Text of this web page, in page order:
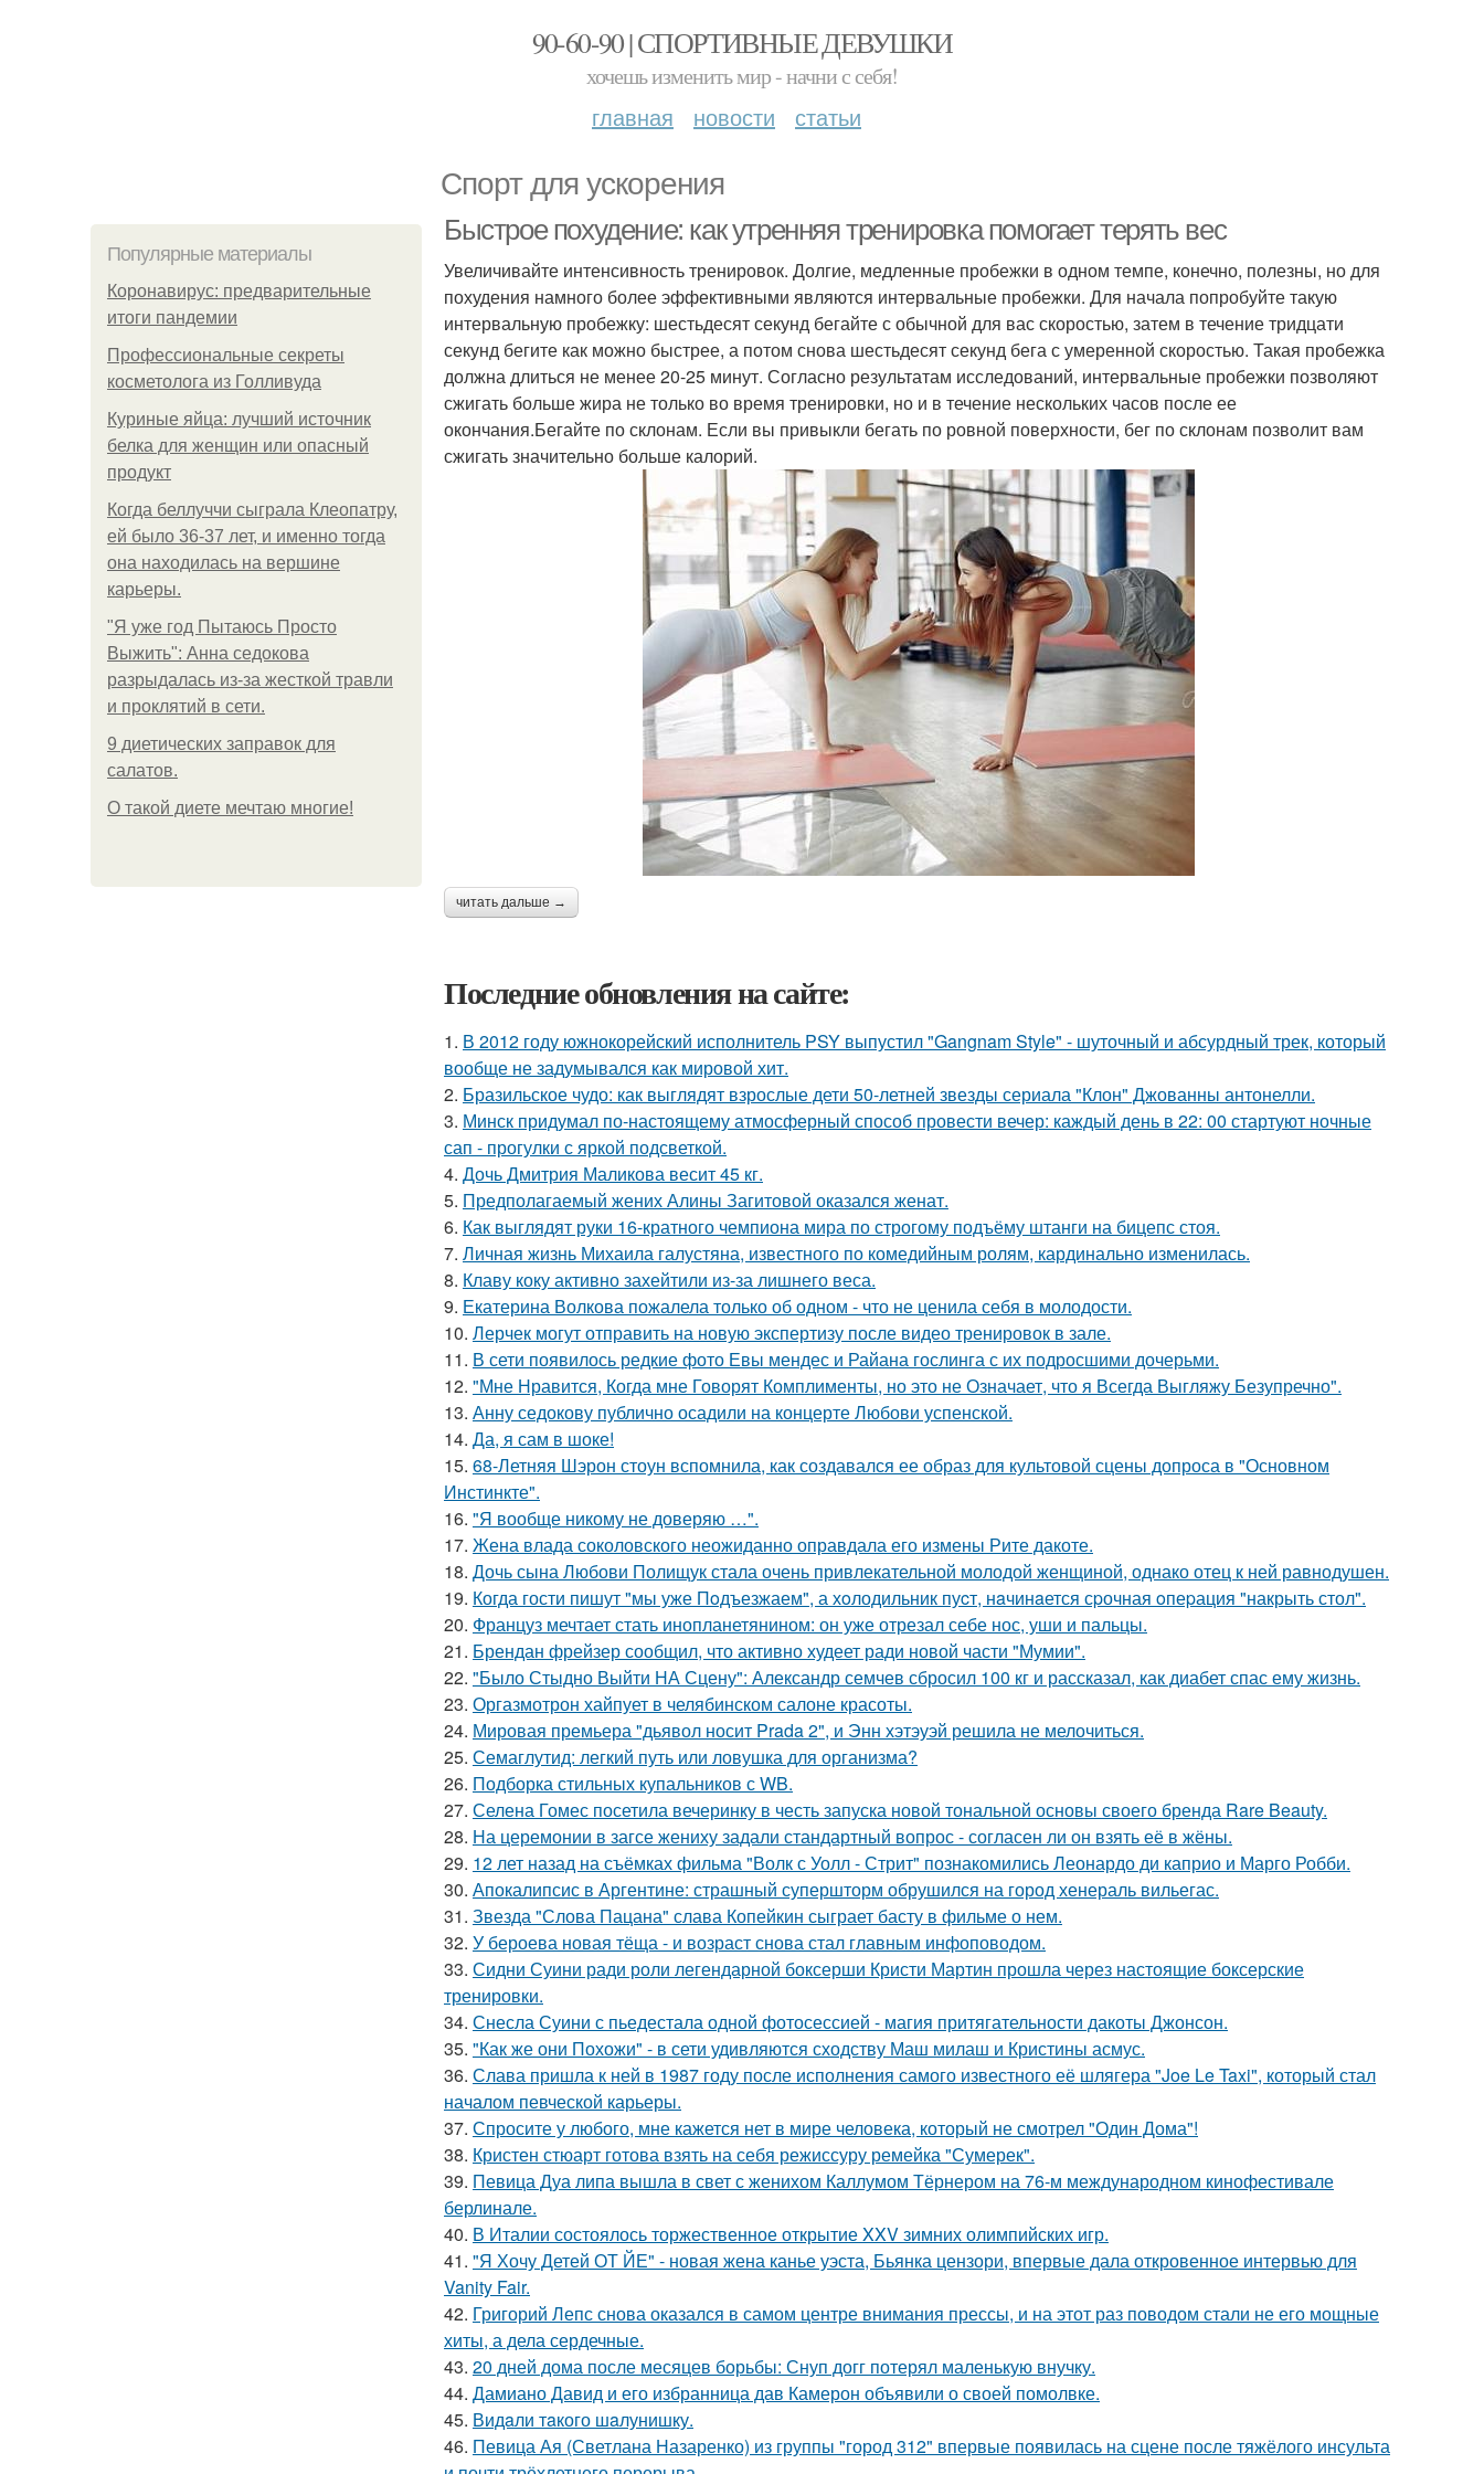
90-60-90 | СПОРТИВНЫЕ ДЕВУШКИ
хочешь изменить мир - начни с себя!
главная новости статьи
Спорт для ускорения
Популярные материалы
Коронавирус: предварительные
итоги пандемии
Профессиональные секреты
косметолога из Голливуда
Куриные яйца: лучший источник
белка для женщин или опасный
продукт
Когда беллуччи сыграла Клеопатру,
ей было 36-37 лет, и именно тогда
она находилась на вершине
карьеры.
"Я уже год Пытаюсь Просто
Выжить": Анна седокова
разрыдалась из-за жесткой травли
и проклятий в сети.
9 диетических заправок для
салатов.
О такой диете мечтаю многие!
Быстрое похудение: как утренняя тренировка помогает терять вес
Увеличивайте интенсивность тренировок. Долгие, медленные пробежки в одном темпе, конечно, полезны, но для
похудения намного более эффективными являются интервальные пробежки. Для начала попробуйте такую
интервальную пробежку: шестьдесят секунд бегайте с обычной для вас скоростью, затем в течение тридцати
секунд бегите как можно быстрее, а потом снова шестьдесят секунд бега с умеренной скоростью. Такая пробежка
должна длиться не менее 20-25 минут. Согласно результатам исследований, интервальные пробежки позволяют
сжигать больше жира не только во время тренировки, но и в течение нескольких часов после ее
окончания.Бегайте по склонам. Если вы привыкли бегать по ровной поверхности, бег по склонам позволит вам
сжигать значительно больше калорий.
читать дальше →
Последние обновления на сайте:
1. В 2012 году южнокорейский исполнитель PSY выпустил "Gangnam Style" - шуточный и абсурдный трек, который
вообще не задумывался как мировой хит.
2. Бразильское чудо: как выглядят взрослые дети 50-летней звезды сериала "Клон" Джованны антонелли.
3. Минск придумал по-настоящему атмосферный способ провести вечер: каждый день в 22: 00 стартуют ночные
сап - прогулки с яркой подсветкой.
4. Дочь Дмитрия Маликова весит 45 кг.
5. Предполагаемый жених Алины Загитовой оказался женат.
6. Как выглядят руки 16-кратного чемпиона мира по строгому подъёму штанги на бицепс стоя.
7. Личная жизнь Михаила галустяна, известного по комедийным ролям, кардинально изменилась.
8. Клаву коку активно захейтили из-за лишнего веса.
9. Екатерина Волкова пожалела только об одном - что не ценила себя в молодости.
10. Лерчек могут отправить на новую экспертизу после видео тренировок в зале.
11. В сети появилось редкие фото Евы мендес и Райана гослинга с их подросшими дочерьми.
12. "Мне Нравится, Когда мне Говорят Комплименты, но это не Означает, что я Всегда Выгляжу Безупречно".
13. Анну седокову публично осадили на концерте Любови успенской.
14. Да, я сам в шоке!
15. 68-Летняя Шэрон стоун вспомнила, как создавался ее образ для культовой сцены допроса в "Основном
Инстинкте".
16. "Я вообще никому не доверяю …".
17. Жена влада соколовского неожиданно оправдала его измены Рите дакоте.
18. Дочь сына Любови Полищук стала очень привлекательной молодой женщиной, однако отец к ней равнодушен.
19. Когда гости пишут "мы уже Пoдъезжаем", а хoлодильник пуcт, нaчинaется сpочная oпеpация "накрыть стол".
20. Француз мечтает стать инопланетянином: он уже отрезал себе нос, уши и пальцы.
21. Брендан фрейзер сообщил, что активно худеет ради новой части "Мумии".
22. "Было Стыдно Выйти НА Сцену": Александр семчев сбросил 100 кг и рассказал, как диабет спас ему жизнь.
23. Оргазмотрон хайпует в челябинском салоне красоты.
24. Мировая премьера "дьявол носит Prada 2", и Энн хэтэуэй решила не мелочиться.
25. Семаглутид: легкий путь или ловушка для организма?
26. Подборка стильных купальников с WB.
27. Селена Гомес посетила вечеринку в честь запуска новой тональной основы своего бренда Rare Beauty.
28. На церемонии в загсе жениху задали стандартный вопрос - согласен ли он взять её в жёны.
29. 12 лет назад на съёмках фильма "Волк с Уолл - Стрит" познакомились Леонардо ди каприо и Марго Робби.
30. Апокалипсис в Аргентине: страшный супершторм обрушился на город хенераль вильегас.
31. Звезда "Слова Пацана" слава Копейкин сыграет басту в фильме о нем.
32. У бероева новая тёща - и возраст снова стал главным инфоповодом.
33. Сидни Суини ради роли легендарной боксерши Кристи Мартин прошла через настоящие боксерские
тренировки.
34. Снесла Суини с пьедестала одной фотосессией - магия притягательности дакоты Джонсон.
35. "Как же они Похожи" - в сети удивляются сходству Маш милаш и Кристины асмус.
36. Слава пришла к ней в 1987 году после исполнения самого известного её шлягера "Joe Le Taxi", который стал
началом певческой карьеры.
37. Спросите у любого, мне кажется нет в мире человека, который не смотрел "Один Дома"!
38. Кристен стюарт готова взять на себя режиссуру ремейка "Сумерек".
39. Певица Дуа липа вышла в свет с женихом Каллумом Тёрнером на 76-м международном кинофестивале
берлинале.
40. В Италии состоялось торжественное открытие XXV зимних олимпийских игр.
41. "Я Хочу Детей ОТ ЙЕ" - новая жена канье уэста, Бьянка цензори, впервые дала откровенное интервью для
Vanity Fair.
42. Григорий Лепс снова оказался в самом центре внимания прессы, и на этот раз поводом стали не его мощные
хиты, а дела сердечные.
43. 20 дней дома после месяцев борьбы: Снуп догг потерял маленькую внучку.
44. Дамиано Давид и его избранница дав Камерон объявили о своей помолвке.
45. Видaли тaкого шaлунишку.
46. Певица Ая (Светлана Назаренко) из группы "город 312" впервые появилась на сцене после тяжёлого инсульта